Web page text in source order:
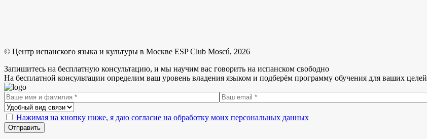
© Центр испанского языка и культуры в Москве ESP Club Moscú, 2026
Запишитесь на бесплатную консультацию, и мы научим вас говорить на испанском свободно
На бесплатной консультации определим ваш уровень владения языком и подберём программу обучения для ваших целей
Нажимая на кнопку ниже, я даю согласие на обработку моих персональных данных
Отправить